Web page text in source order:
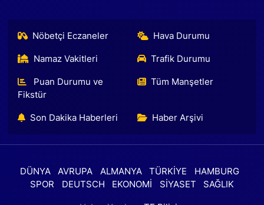
Nöbetçi Eczaneler Hava Durumu
Namaz Vakitleri Trafik Durumu
Puan Durumu ve
Fikstür
Tüm Manşetler
Son Dakika Haberleri Haber Arşivi
DÜNYA AVRUPA ALMANYA TÜRKİYE
HAMBURG
SPOR
DEUTSCH EKONOMİ SİYASET SAĞLIK